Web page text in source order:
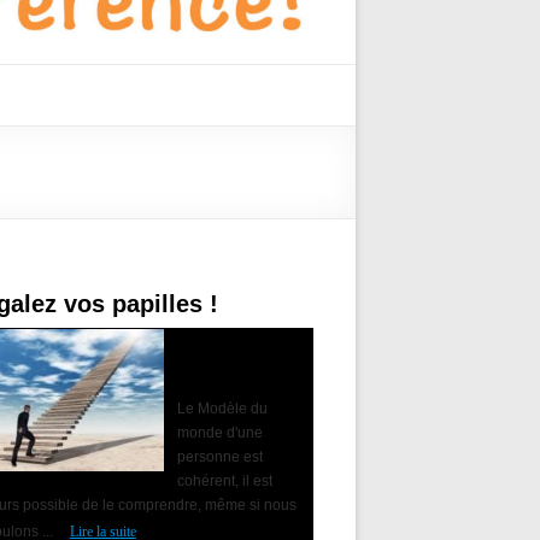
vos papilles !
Le Modèle du
monde d'une
personne est
cohérent, il est
possible de le comprendre, même si nous
...
Lire la suite